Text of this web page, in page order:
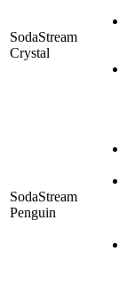
SodaStream
Crystal
SodaStream
Penguin